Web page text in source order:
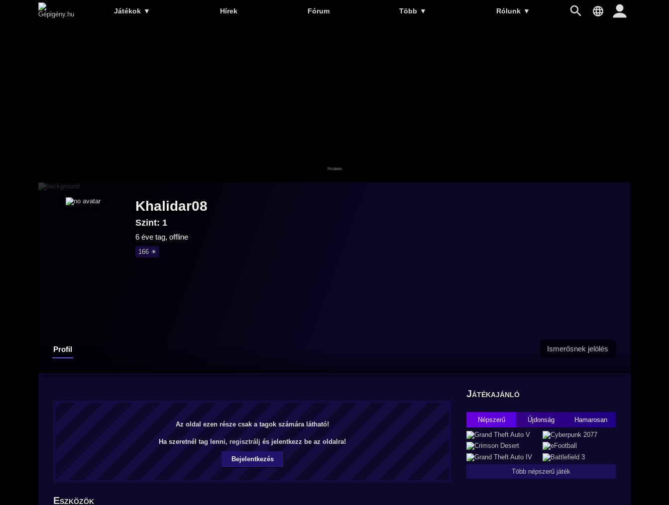
Játékok ▼ Hírek Fórum Több ▼ Rólunk ▼
Khalidar08
Szint: 1
6 éve tag, offline
166 ☀
Profil Ismerősnek jelölés
Az oldal ezen része csak a tagok számára látható!
Ha szeretnél tag lenni, regisztrálj és jelentkezz be az oldalra!
Bejelentkezés
Eszközök
Játékajánló
Népszerű Újdonság Hamarosan
Több népszerű játék